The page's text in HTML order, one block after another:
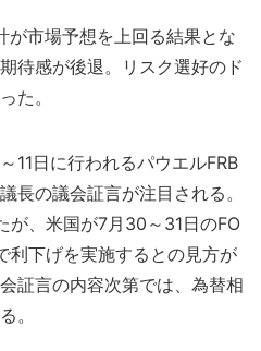
市場予想を上回る結果とな
待感が後退。リスク選好のド
た。
11日に行われるパウエルFRB
長の議会証言が注目される。
が、米国が7月30～31日のFO
利下げを実施するとの見方が
証言の内容次第では、為替相
。